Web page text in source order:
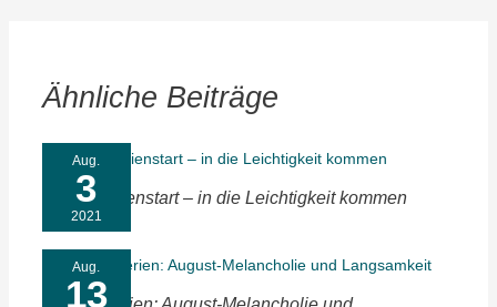
Ähnliche Beiträge
Aug.
3
2021
Unser Ferienstart – in die Leichtigkeit kommen
Aug.
13